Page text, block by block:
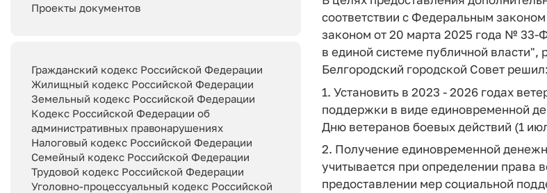
Проекты документов
Гражданский кодекс Российской Федерации
Жилищный кодекс Российской Федерации
Земельный кодекс Российской Федерации
Кодекс Российской Федерации об
административных правонарушениях
Налоговый кодекс Российской Федерации
Семейный кодекс Российской Федерации
Трудовой кодекс Российской Федерации
Уголовно-процессуальный кодекс Российской
соответствии с Федеральным
законом от 20 марта 2025 года № 33-
в единой системе публичной власти",
Белгородский городской Совет решил:
1. Установить в 2023 - 2026 годах
поддержки в виде единовременной
Дню ветеранов боевых действий (1
2. Получение единовременной
учитывается при определении права
предоставлении мер социальной